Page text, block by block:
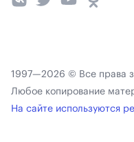
1997—2026 © Все права
Любое копирование
На сайте используются